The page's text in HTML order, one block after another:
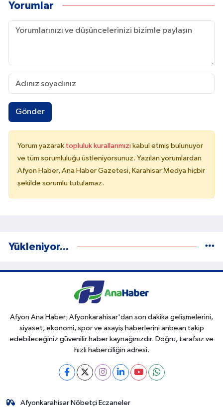
Yorumlar
Gönder
Yorum yazarak topluluk kurallarımızı kabul etmiş bulunuyor
ve tüm sorumluluğu üstleniyorsunuz. Yazılan yorumlardan
Afyon Haber, Ana Haber Gazetesi, Karahisar Medya hiçbir
şekilde sorumlu tutulamaz.
Yükleniyor...
Afyon Ana Haber; Afyonkarahisar'dan son dakika gelişmelerini,
siyaset, ekonomi, spor ve asayiş haberlerini anbean takip
edebileceğiniz güvenilir haber kaynağınızdır. Doğru, tarafsız ve
hızlı haberciliğin adresi.
Afyonkarahisar Nöbetçi Eczaneler